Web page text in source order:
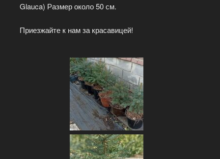
Glauca) Размер около 50 см.
Приезжайте к нам за красавицей!